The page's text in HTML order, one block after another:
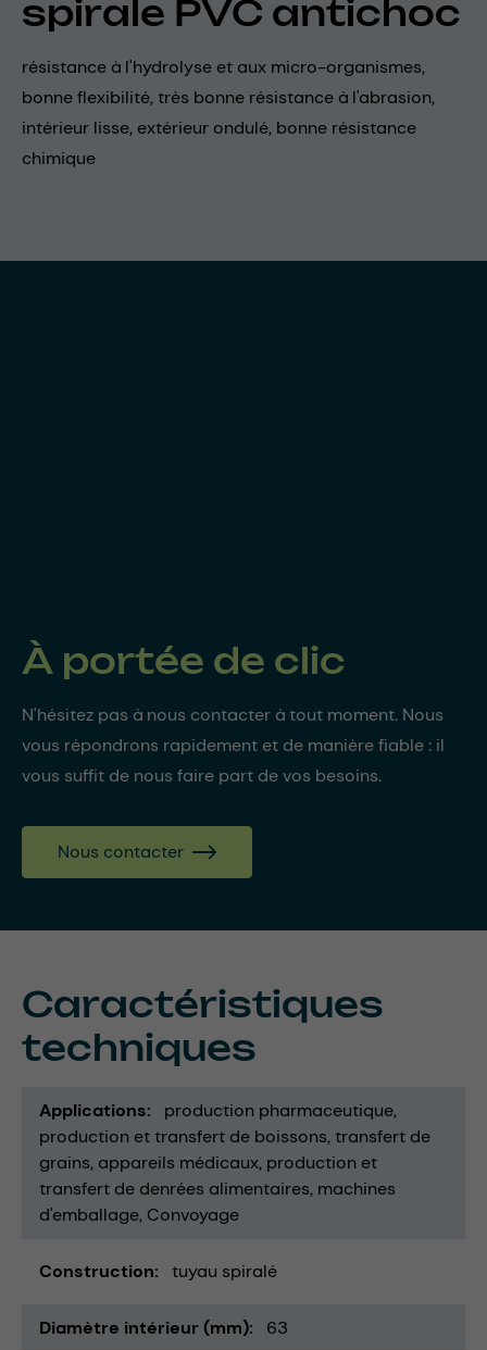
spirale PVC antichoc
résistance à l'hydrolyse et aux micro-organismes,
bonne flexibilité, très bonne résistance à l'abrasion,
intérieur lisse, extérieur ondulé, bonne résistance
chimique
À portée de clic
N'hésitez pas à nous contacter à tout moment. Nous
vous répondrons rapidement et de manière fiable : il
vous suffit de nous faire part de vos besoins.
Nous contacter
Caractéristiques
techniques
Applications
production pharmaceutique
production et transfert de boissons transfert de
grains appareils médicaux production et
transfert de denrées alimentaires machines
d'emballage Convoyage
Construction tuyau spiralé
Diamètre intérieur (mm) 63